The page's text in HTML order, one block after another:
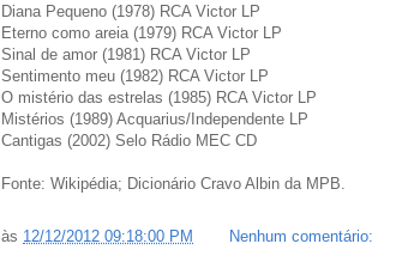
Diana Pequeno (1978) RCA Victor LP
Eterno como areia (1979) RCA Victor LP
Sinal de amor (1981) RCA Victor LP
Sentimento meu (1982) RCA Victor LP
O mistério das estrelas (1985) RCA Victor LP
Mistérios (1989) Acquarius/Independente LP
Cantigas (2002) Selo Rádio MEC CD
Fonte: Wikipédia; Dicionário Cravo Albin da MPB.
às 12/12/2012 09:18:00 PM
Nenhum comentário: